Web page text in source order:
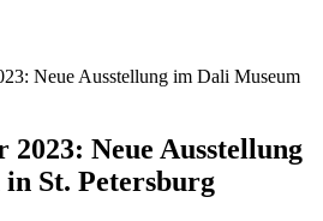
Neue Ausstellung im Dali Museum
2023: Neue Ausstellung
St. Petersburg